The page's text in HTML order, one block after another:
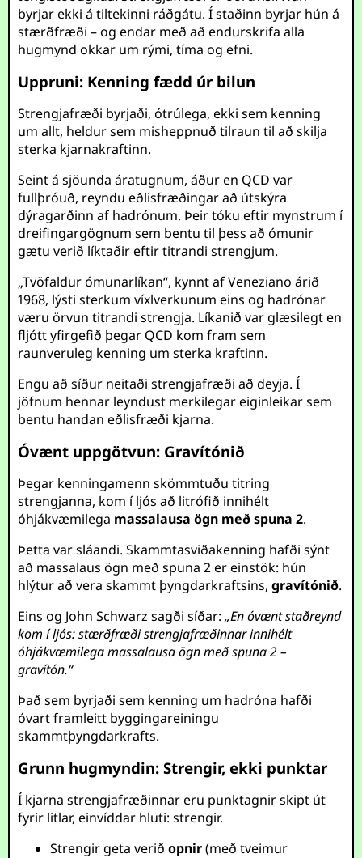
byrjar ekki á tiltekinni ráðgátu. Í staðinn byrjar hún á
stærðfræði – og endar með að endurskrifa alla
hugmynd okkar um rými, tíma og efni.
Uppruni: Kenning fædd úr bilun
Strengjafræði byrjaði, ótrúlega, ekki sem kenning
um allt, heldur sem misheppnuð tilraun til að skilja
sterka kjarnakraftinn.
Seint á sjöunda áratugnum, áður en QCD var
fullþróuð, reyndu eðlisfræðingar að útskýra
dýragarðinn af hadrónum. Þeir tóku eftir mynstrum í
dreifingargögnum sem bentu til þess að ómunir
gætu verið líktaðir eftir titrandi strengjum.
„Tvöfaldur ómunarlíkan“, kynnt af Veneziano árið
1968, lýsti sterkum víxlverkunum eins og hadrónar
væru örvun titrandi strengja. Líkanið var glæsilegt en
fljótt yfirgefið þegar QCD kom fram sem
raunveruleg kenning um sterka kraftinn.
Engu að síður neitaði strengjafræði að deyja. Í
jöfnum hennar leyndust merkilegar eiginleikar sem
bentu handan eðlisfræði kjarna.
Óvænt uppgötvun: Gravítónið
Þegar kenningamenn skömmtuðu titring
strengjanna, kom í ljós að litrófið innihélt
óhjákvæmilega massalausa ögn með spuna 2.
Þetta var sláandi. Skammtasviðakenning hafði sýnt
að massalaus ögn með spuna 2 er einstök: hún
hlýtur að vera skammt þyngdarkraftsins,gravítónið.
Eins og John Schwarz sagði síðar:„En óvænt staðreynd
kom í ljós: stærðfræði strengjafræðinnar innihélt
óhjákvæmilega massalausa ögn með spuna 2 –
gravítón.“
Það sem byrjaði sem kenning um hadróna hafði
óvart framleitt byggingareiningu
skammtþyngdarkrafts.
Grunn hugmyndin: Strengir, ekki punktar
Í kjarna strengjafræðinnar eru punktagnir skipt út
fyrir litlar, einvíddar hluti: strengir.
Strengir geta veriðopnir(með tveimur